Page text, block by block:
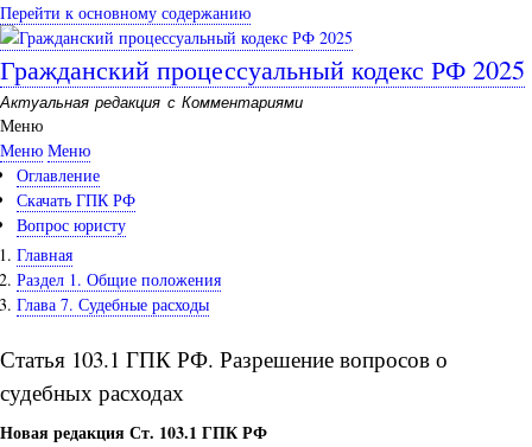
Перейти к основному содержанию
Гражданский процессуальный кодекс РФ 2025
Актуальная редакция с Комментариями
Меню
Меню Меню
Оглавление
Скачать ГПК РФ
Вопрос юристу
Главная
Раздел 1. Общие положения
Глава 7. Судебные расходы
Статья 103.1 ГПК РФ. Разрешение вопросов о
судебных расходах
Новая редакция Ст. 103.1 ГПК РФ